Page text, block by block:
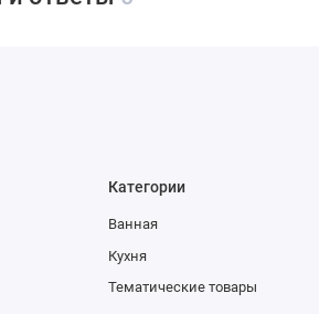
Категории
Ванная
Кухня
Тематические товары